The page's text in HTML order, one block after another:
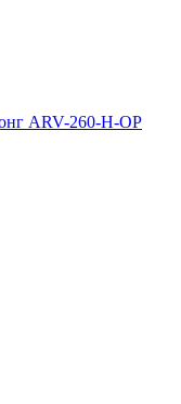
ARV-260-H-OP